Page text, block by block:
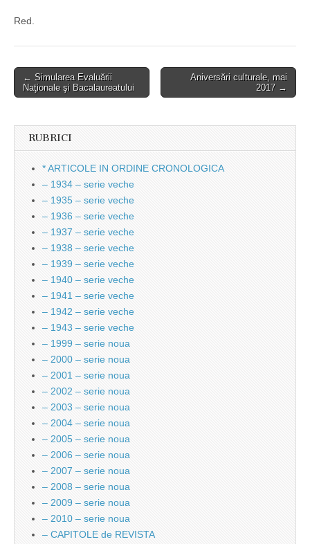
Red.
Post
navigation
← Simularea Evaluării
Naţionale şi Bacalaureatului
Aniversări culturale, mai
2017 →
RUBRICI
* ARTICOLE IN ORDINE CRONOLOGICA
– 1934 – serie veche
– 1935 – serie veche
– 1936 – serie veche
– 1937 – serie veche
– 1938 – serie veche
– 1939 – serie veche
– 1940 – serie veche
– 1941 – serie veche
– 1942 – serie veche
– 1943 – serie veche
– 1999 – serie noua
– 2000 – serie noua
– 2001 – serie noua
– 2002 – serie noua
– 2003 – serie noua
– 2004 – serie noua
– 2005 – serie noua
– 2006 – serie noua
– 2007 – serie noua
– 2008 – serie noua
– 2009 – serie noua
– 2010 – serie noua
– CAPITOLE de REVISTA